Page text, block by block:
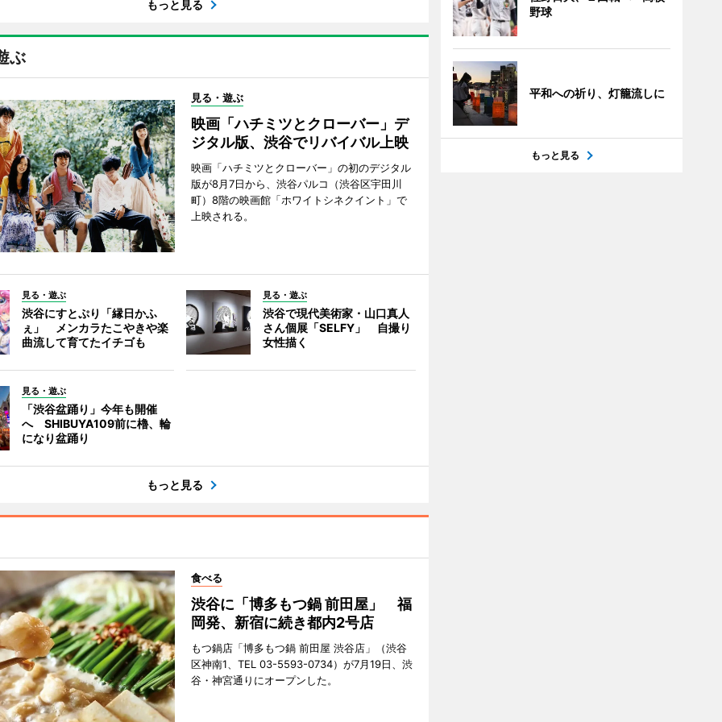
もっと見る
ぶ
見る・遊ぶ
映画「ハチミツとクローバー」デ
ジタル版、渋谷でリバイバル上映
映画「ハチミツとクローバー」の初のデジタル
版が8月7日から、渋谷パルコ（渋谷区宇田川
町）8階の映画館「ホワイトシネクイント」で
上映される。
見る・遊ぶ
渋谷にすとぷり「縁日かふ
ぇ」 メンカラたこやきや楽
曲流して育てたイチゴも
見る・遊ぶ
渋谷で現代美術家・山口真人
さん個展「SELFY」 自撮り
女性描く
見る・遊ぶ
「渋谷盆踊り」今年も開催
へ SHIBUYA109前に櫓、輪
になり盆踊り
もっと見る
食べる
渋谷に「博多もつ鍋 前田屋」 福
岡発、新宿に続き都内2号店
もつ鍋店「博多もつ鍋 前田屋 渋谷店」（渋谷
区神南1、TEL 03-5593-0734）が7月19日、渋
谷・神宮通りにオープンした。
野球
平和への祈り、灯籠流しに
もっと見る